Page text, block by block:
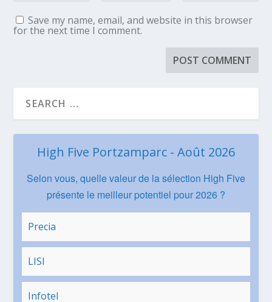
Save my name, email, and website in this browser
for the next time I comment.
High Five Portzamparc - Août 2026
Selon vous, quelle valeur de la sélection High Five
présente le meilleur potentiel pour 2026 ?
Precia
LISI
Infotel